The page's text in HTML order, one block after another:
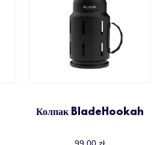
Колпак BladeHookah